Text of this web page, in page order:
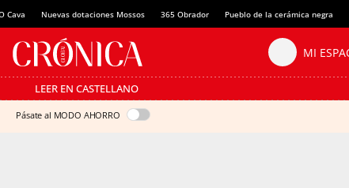
Cava Nuevas dotaciones Mossos 365 Obrador Pueblo de la cerámica negra
LEER EN CASTELLANO
Pásate al MODO AHORRO